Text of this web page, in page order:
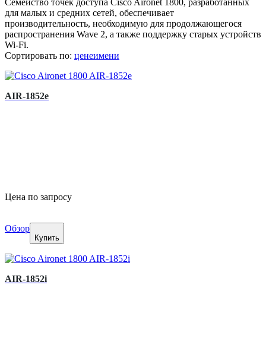
Семейство точек доступа Cisco Aironet 1800, разработанных
для малых и средних сетей, обеспечивает
производительность, необходимую для продолжающегося
распространения Wave 2, а также поддержку старых устройств
Wi-Fi.
Сортировать по: ценеимени
AIR-1852e
Цена по запросу
Обзор
Купить
AIR-1852i